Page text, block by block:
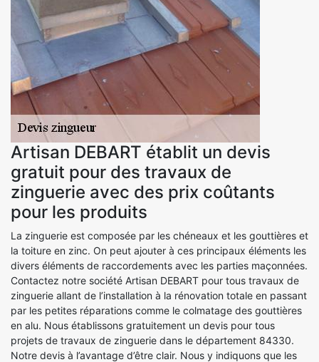
Artisan DEBART établit un devis
gratuit pour des travaux de
zinguerie avec des prix coûtants
pour les produits
La zinguerie est composée par les chéneaux et les gouttières et
la toiture en zinc. On peut ajouter à ces principaux éléments les
divers éléments de raccordements avec les parties maçonnées.
Contactez notre société Artisan DEBART pour tous travaux de
zinguerie allant de l’installation à la rénovation totale en passant
par les petites réparations comme le colmatage des gouttières
en alu. Nous établissons gratuitement un devis pour tous
projets de travaux de zinguerie dans le département 84330.
Notre devis à l’avantage d’être clair. Nous y indiquons que les